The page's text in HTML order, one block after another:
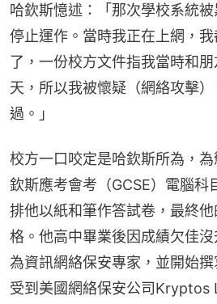
哈欽斯憶述：「那次學校系統
停止運作。當時我正在上網，
了，一份校方文件指我當時和
天，所以我被懷疑（網絡攻擊
過。」
校方一口咬定是哈欽斯所為，
欽斯應考會考（GCSE）電腦科
排他以紙和筆作答試卷，最終
格。他高中畢業後因成績欠佳
為資訊網絡保安專家，並開始
受到美國網絡保安公司Kryptos